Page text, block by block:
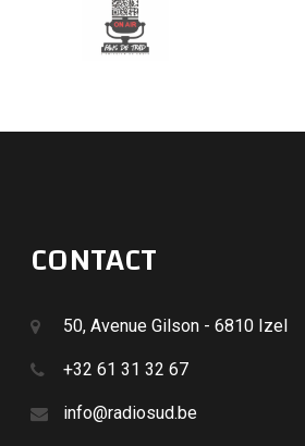
CONTACT
50, Avenue Gilson - 6810 Izel
+32 61 31 32 67
info@radiosud.be